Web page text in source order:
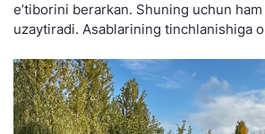
e’tiborini berarkan. Shuning uchun
uzaytiradi. Asablarining tinchlanishiga